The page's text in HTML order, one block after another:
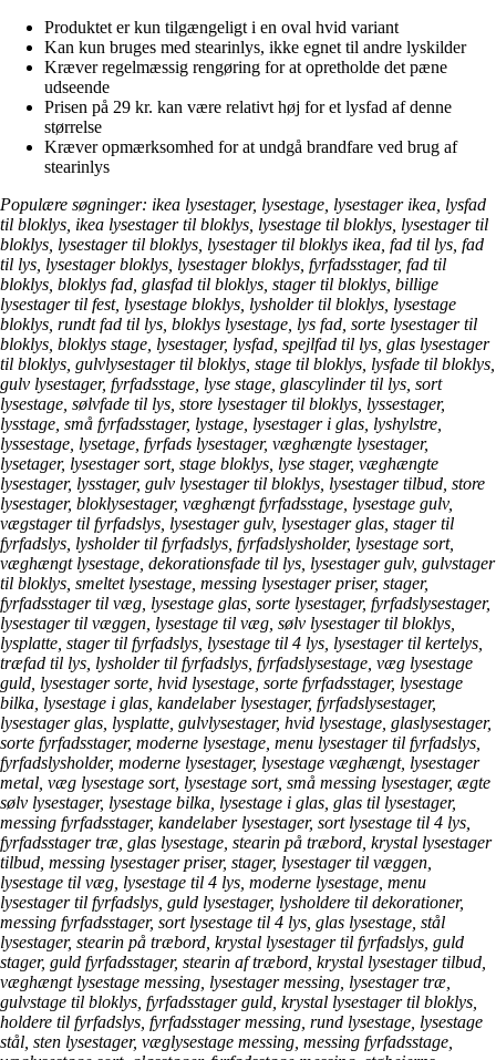
Produktet er kun tilgængeligt i en oval hvid variant
Kan kun bruges med stearinlys, ikke egnet til andre lyskilder
Kræver regelmæssig rengøring for at opretholde det pæne
udseende
Prisen på 29 kr. kan være relativt høj for et lysfad af denne
størrelse
Kræver opmærksomhed for at undgå brandfare ved brug af
stearinlys
Populære søgninger: ikea lysestager, lysestage, lysestager ikea, lysfad
til bloklys, ikea lysestager til bloklys, lysestage til bloklys, lysestager til
bloklys, lysestager til bloklys, lysestager til bloklys ikea, fad til lys, fad
til lys, lysestager bloklys, lysestager bloklys, fyrfadsstager, fad til
bloklys, bloklys fad, glasfad til bloklys, stager til bloklys, billige
lysestager til fest, lysestage bloklys, lysholder til bloklys, lysestage
bloklys, rundt fad til lys, bloklys lysestage, lys fad, sorte lysestager til
bloklys, bloklys stage, lysestager, lysfad, spejlfad til lys, glas lysestager
til bloklys, gulvlysestager til bloklys, stage til bloklys, lysfade til bloklys,
gulv lysestager, fyrfadsstage, lyse stage, glascylinder til lys, sort
lysestage, sølvfade til lys, store lysestager til bloklys, lyssestager,
lysstage, små fyrfadsstager, lystage, lysestager i glas, lyshylstre,
lyssestage, lysetage, fyrfads lysestager, væghængte lysestager,
lysetager, lysestager sort, stage bloklys, lyse stager, væghængte
lysestager, lysstager, gulv lysestager til bloklys, lysestager tilbud, store
lysestager, bloklysestager, væghængt fyrfadsstage, lysestage gulv,
vægstager til fyrfadslys, lysestager gulv, lysestager glas, stager til
fyrfadslys, lysholder til fyrfadslys, fyrfadslysholder, lysestage sort,
væghængt lysestage, dekorationsfade til lys, lysestager gulv, gulvstager
til bloklys, smeltet lysestage, messing lysestager priser, stager,
fyrfadsstager til væg, lysestage glas, sorte lysestager, fyrfadslysestager,
lysestager til væggen, lysestage til væg, sølv lysestager til bloklys,
lysplatte, stager til fyrfadslys, lysestage til 4 lys, lysestager til kertelys,
træfad til lys, lysholder til fyrfadslys, fyrfadslysestage, væg lysestage
guld, lysestager sorte, hvid lysestage, sorte fyrfadsstager, lysestage
bilka, lysestage i glas, kandelaber lysestager, fyrfadslysestager,
lysestager glas, lysplatte, gulvlysestager, hvid lysestage, glaslysestager,
sorte fyrfadsstager, moderne lysestage, menu lysestager til fyrfadslys,
fyrfadslysholder, moderne lysestager, lysestage væghængt, lysestager
metal, væg lysestage sort, lysestage sort, små messing lysestager, ægte
sølv lysestager, lysestage bilka, lysestage i glas, glas til lysestager,
messing fyrfadsstager, kandelaber lysestager, sort lysestage til 4 lys,
fyrfadsstager træ, glas lysestage, stearin på træbord, krystal lysestager
tilbud, messing lysestager priser, stager, lysestager til væggen,
lysestage til væg, lysestage til 4 lys, moderne lysestage, menu
lysestager til fyrfadslys, guld lysestager, lysholdere til dekorationer,
messing fyrfadsstager, sort lysestage til 4 lys, glas lysestage, stål
lysestager, stearin på træbord, krystal lysestager til fyrfadslys, guld
stager, guld fyrfadsstager, stearin af træbord, krystal lysestager tilbud,
væghængt lysestage messing, lysestager messing, lysestager træ,
gulvstage til bloklys, fyrfadsstager guld, krystal lysestager til bloklys,
holdere til fyrfadslys, fyrfadsstager messing, rund lysestage, lysestage
stål, sten lysestager, væglysestage messing, messing fyrfadsstage,